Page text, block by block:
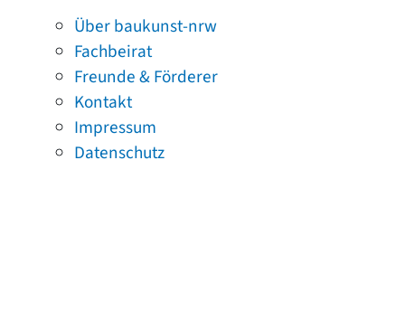
Über baukunst-nrw
Fachbeirat
Freunde & Förderer
Kontakt
Impressum
Datenschutz